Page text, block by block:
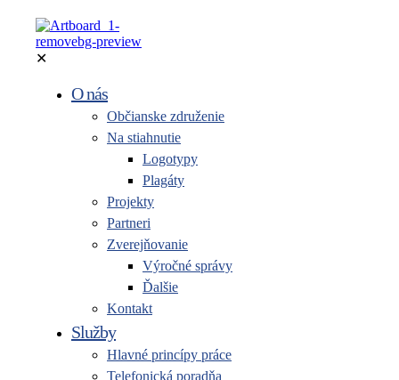
✕
O nás
Občianske združenie
Na stiahnutie
Logotypy
Plagáty
Projekty
Partneri
Zverejňovanie
Výročné správy
Ďalšie
Kontakt
Služby
Hlavné princípy práce
Telefonická poradňa